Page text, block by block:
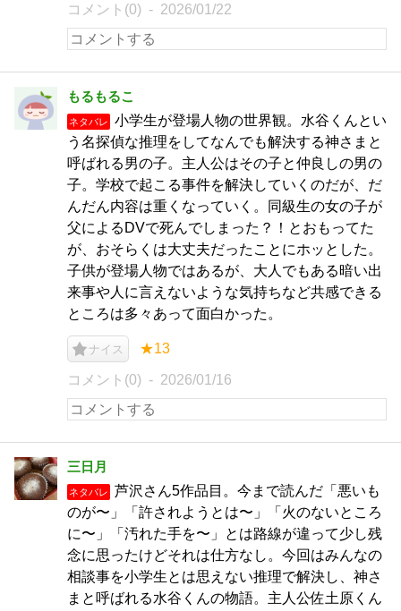
コメント(0) 2026/01/22
もるもるこ
ネタバレ
小学生が登場人物の世界観。水谷くんとい
う名探偵な推理をしてなんでも解決する神さまと
呼ばれる男の子。主人公はその子と仲良しの男の
子。学校で起こる事件を解決していくのだが、だ
んだん内容は重くなっていく。同級生の女の子が
父によるDVで死んでしまった？！とおもってた
が、おそらくは大丈夫だったことにホッとした。
子供が登場人物ではあるが、大人でもある暗い出
来事や人に言えないような気持ちなど共感できる
ところは多々あって面白かった。
ナイス ★13
コメント(0) 2026/01/16
三日月
ネタバレ
芦沢さん5作品目。今まで読んだ「悪いも
のが〜」「許されようとは〜」「火のないところ
に〜」「汚れた手を〜」とは路線が違って少し残
念に思ったけどそれは仕方なし。今回はみんなの
相談事を小学生とは思えない推理で解決し、神さ
まと呼ばれる水谷くんの物語。主人公佐土原くん